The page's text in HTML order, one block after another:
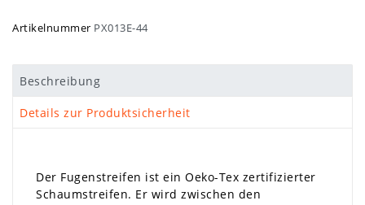
Artikelnummer PX013E-44
Beschreibung
Details zur Produktsicherheit
Der Fugenstreifen ist ein Oeko-Tex zertifizierter
Schaumstreifen. Er wird zwischen den